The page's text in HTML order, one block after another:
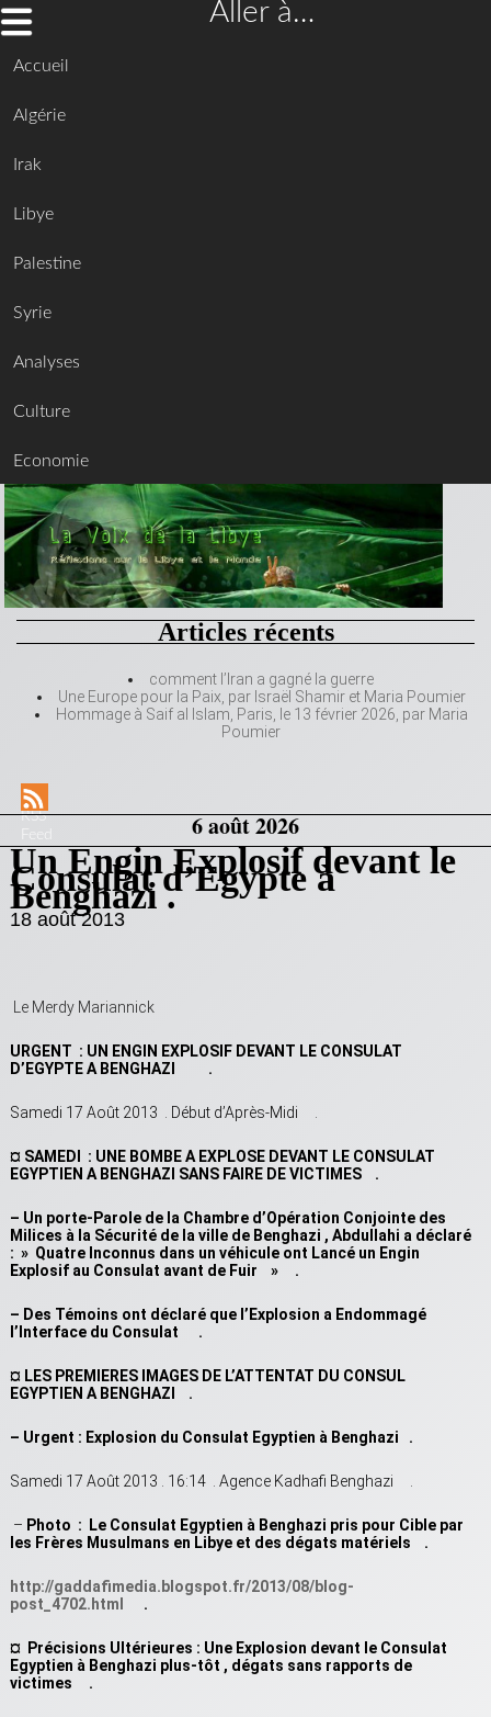
Aller à…
Accueil
Algérie
Irak
Libye
Palestine
Syrie
Analyses
Culture
Economie
Articles récents
comment l’Iran a gagné la guerre
Une Europe pour la Paix, par Israël Shamir et Maria Poumier
Hommage à Saif al Islam, Paris, le 13 février 2026, par Maria
Poumier
RSS
Feed
6 août 2026
Un Engin Explosif devant le
Consulat d’Egypte à
Benghazi .
18 août 2013
Le Merdy Mariannick
URGENT : UN ENGIN EXPLOSIF DEVANT LE CONSULAT
D’EGYPTE A BENGHAZI .
Samedi 17 Août 2013 . Début d’Après-Midi .
¤ SAMEDI : UNE BOMBE A EXPLOSE DEVANT LE CONSULAT
EGYPTIEN A BENGHAZI SANS FAIRE DE VICTIMES .
– Un porte-Parole de la Chambre d’Opération Conjointe des
Milices à la Sécurité de la ville de Benghazi , Abdullahi a déclaré
: » Quatre Inconnus dans un véhicule ont Lancé un Engin
Explosif au Consulat avant de Fuir » .
– Des Témoins ont déclaré que l’Explosion a Endommagé
l’Interface du Consulat .
¤ LES PREMIERES IMAGES DE L’ATTENTAT DU CONSUL
EGYPTIEN A BENGHAZI .
– Urgent : Explosion du Consulat Egyptien à Benghazi .
Samedi 17 Août 2013 . 16:14 . Agence Kadhafi Benghazi .
– Photo : Le Consulat Egyptien à Benghazi pris pour Cible par
les Frères Musulmans en Libye et des dégats matériels .
http://gaddafimedia.blogspot.fr/2013/08/blog-
post_4702.html
.
¤ Précisions Ultérieures : Une Explosion devant le Consulat
Egyptien à Benghazi plus-tôt , dégats sans rapports de
victimes .